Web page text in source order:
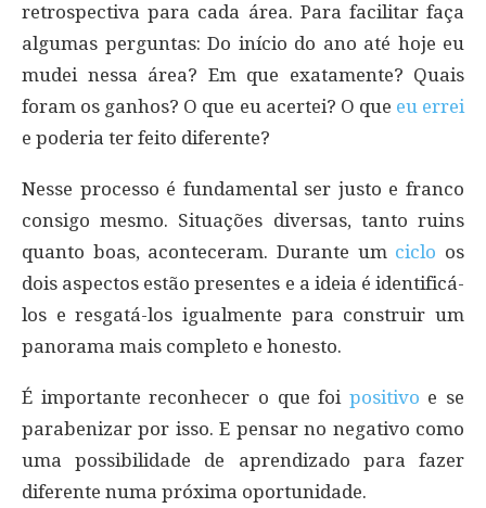
retrospectiva para cada área. Para facilitar faça
algumas perguntas: Do início do ano até hoje eu
mudei nessa área? Em que exatamente? Quais
foram os ganhos? O que eu acertei? O que eu errei
e poderia ter feito diferente?
Nesse processo é fundamental ser justo e franco
consigo mesmo. Situações diversas, tanto ruins
quanto boas, aconteceram. Durante um ciclo os
dois aspectos estão presentes e a ideia é identificá-
los e resgatá-los igualmente para construir um
panorama mais completo e honesto.
É importante reconhecer o que foi positivo e se
parabenizar por isso. E pensar no negativo como
uma possibilidade de aprendizado para fazer
diferente numa próxima oportunidade.